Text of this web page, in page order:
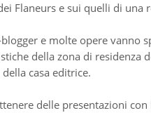
Flaneurs e sui quelli di
e molte opere
della zona di
casa editrice.
delle presentazioni